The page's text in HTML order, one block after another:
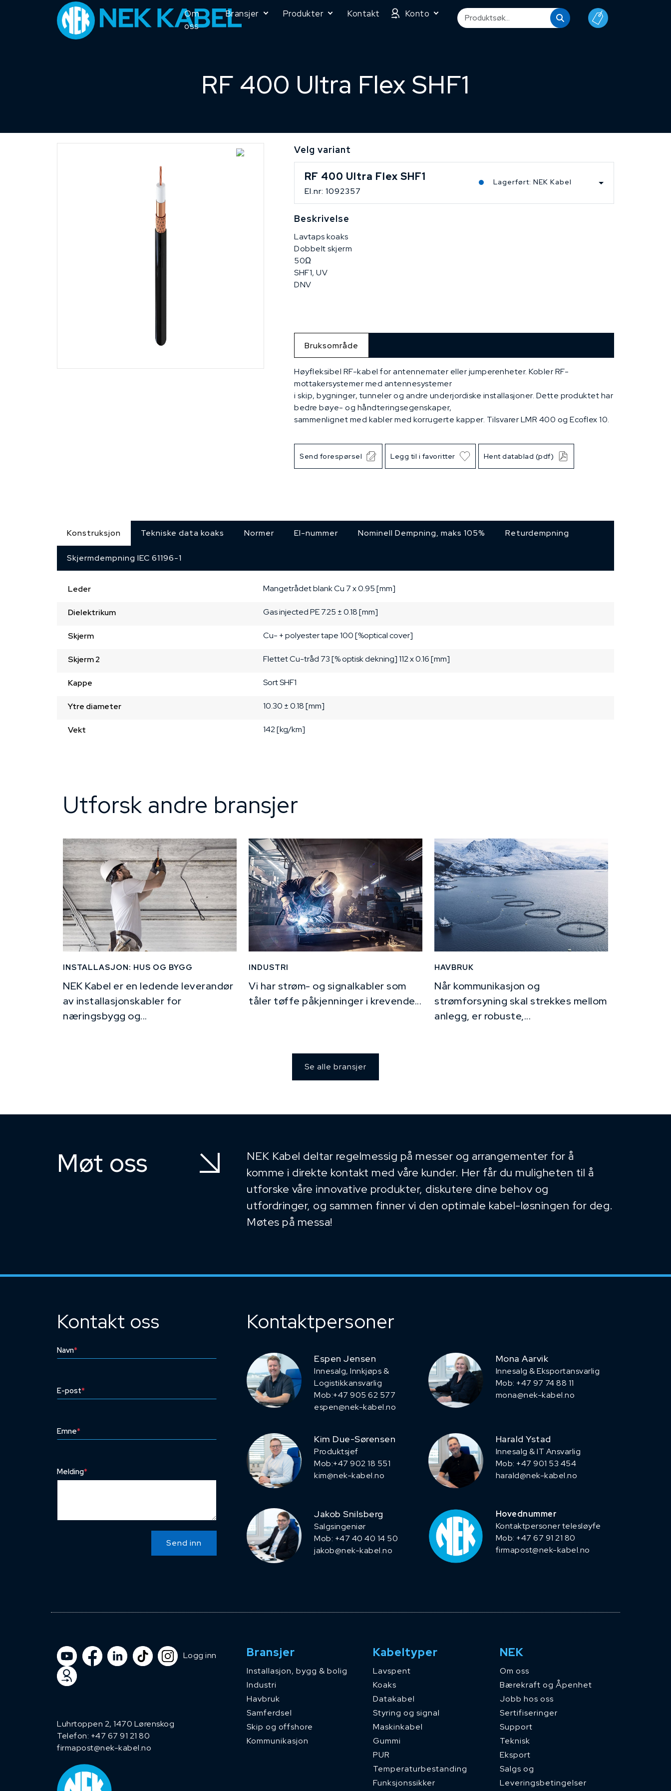
Om
oss
Bransjer Produkter Kontakt Konto
RF 400 Ultra Flex SHF1
Velg variant
RF 400 Ultra Flex SHF1
El.nr: 1092357
Lagerført: NEK Kabel
Beskrivelse
Lavtaps koaks
Dobbelt skjerm
50Ω
SHF1, UV
DNV
Bruksområde
Høyfleksibel RF-kabel for antennemater eller jumperenheter. Kobler RF-
mottakersystemer med antennesystemer
i skip, bygninger, tunneler og andre underjordiske installasjoner. Dette produktet har
bedre bøye- og håndteringsegenskaper,
sammenlignet med kabler med korrugerte kapper. Tilsvarer LMR 400 og Ecoflex 10.
Send forespørsel Legg til i favoritter Hent datablad (pdf)
Konstruksjon Tekniske data koaks Normer El-nummer Nominell Dempning, maks 105% Returdempning
Skjermdempning IEC 61196-1
Leder Mangetrådetblank Cu 7 x 0.95 [mm]
Dielektrikum Gas injected PE7.25 ± 0.18 [mm]
Skjerm Cu- + polyester tape 100 [%optical cover]
Skjerm 2 Flettet Cu-tråd 73 [% optisk dekning] 112 x 0.16 [mm]
Kappe SortSHF1
Ytre diameter 10.30 ± 0.18 [mm]
Vekt 142 [kg/km]
Utforsk andre bransjer
INSTALLASJON: HUS OG BYGG
NEK Kabel er en ledende leverandør
av installasjonskabler for
næringsbygg og...
INDUSTRI
Vi har strøm- og signalkabler som
tåler tøffe påkjenninger i krevende...
HAVBRUK
Når kommunikasjon og
strømforsyning skal strekkes mellom
anlegg, er robuste,...
Se alle bransjer
Møt oss
NEK Kabel deltar regelmessig på messer og arrangementer for å
komme i direkte kontakt med våre kunder. Her får du muligheten til å
utforske våre innovative produkter, diskutere dine behov og
utfordringer, og sammen finner vi den optimale kabel-løsningen for deg.
Møtes på messa!
Kontakt oss
Navn*
E-post*
Emne*
Melding*
Send inn
Kontaktpersoner
Espen Jensen
Innesalg, ​Innkjøps &
Logistikkansvarlig
Mob:+47 905 62 577
espen@nek-kabel.no
Mona Aarvik
Innesalg & Eksportansvarlig
Mob: +47 97 74 88 11
mona@nek-kabel.no
Kim Due-Sørensen
Produktsjef
​Mob:+47 902 18 551
kim@nek-kabel.no
Harald Ystad
Innesalg & IT Ansvarlig
Mob: +47 901 53 454
harald@nek-kabel.no
Jakob Snilsberg
​Salgsingeniør
Mob: +47 40 40 14 50
jakob@nek-kabel.no
Hovednummer
Kontaktpersoner telesløyfe
Mob: +47 67 91 21 80
firmapost@nek-kabel.no
Logg inn
Luhrtoppen 2, 1470 Lørenskog
Telefon: +47 67 91 21 80
firmapost@nek-kabel.no
Bransjer
Installasjon, bygg & bolig
Industri
Havbruk
Samferdsel
Skip og offshore
Kommunikasjon
Kabeltyper
Lavspent
Koaks
Datakabel
Styring og signal
Maskinkabel
Gummi
PUR
Temperaturbestanding
Funksjonssikker
NEK
Om oss
Bærekraft og Åpenhet
Jobb hos oss
Sertifiseringer
Support
Teknisk
Eksport
Salgs og
Leveringsbetingelser